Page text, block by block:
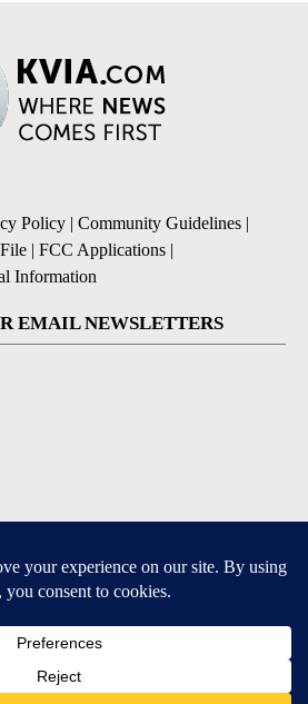
Policy | Community Guidelines |
| FCC Applications |
Information
EMAIL NEWSLETTERS
for iOS and Android